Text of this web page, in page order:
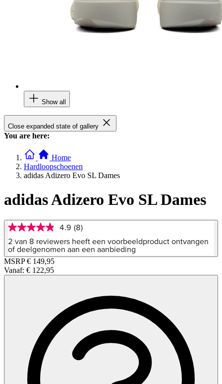
Show all
Close expanded state of gallery
You are here:
Home
Hardloopschoenen
adidas Adizero Evo SL Dames
adidas Adizero Evo SL Dames
4.9
van
5
sterren,
gemiddelde
scorewaarde.
Read
4.9 (8)
2 van 8 reviewers heeft een voorbeeldproduct ontvangen
of deelgenomen aan een aanbieding
MSRP € 149,95
Vanaf: € 122,95